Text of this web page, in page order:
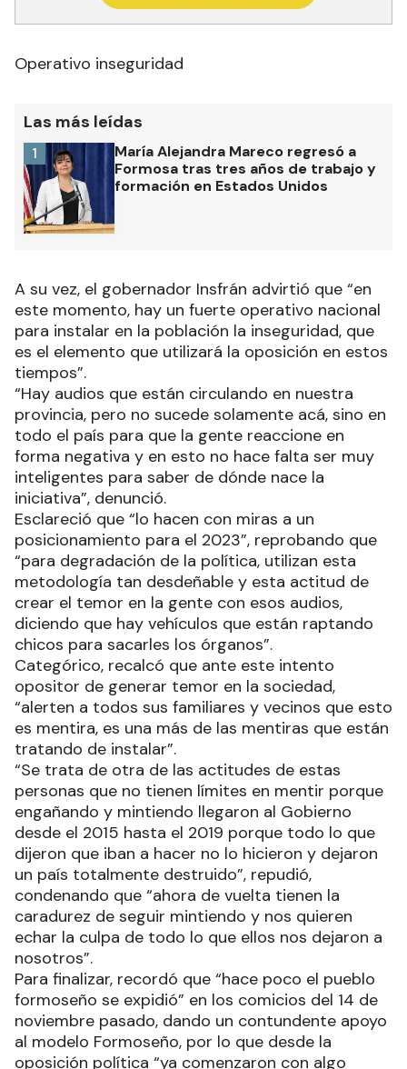
Operativo inseguridad
Las más leídas
María Alejandra Mareco regresó a
Formosa tras tres años de trabajo y
formación en Estados Unidos
1
A su vez, el gobernador Insfrán advirtió que “en
este momento, hay un fuerte operativo nacional
para instalar en la población la inseguridad, que
es el elemento que utilizará la oposición en estos
tiempos”.
“Hay audios que están circulando en nuestra
provincia, pero no sucede solamente acá, sino en
todo el país para que la gente reaccione en
forma negativa y en esto no hace falta ser muy
inteligentes para saber de dónde nace la
iniciativa”, denunció.
Esclareció que “lo hacen con miras a un
posicionamiento para el 2023”, reprobando que
“para degradación de la política, utilizan esta
metodología tan desdeñable y esta actitud de
crear el temor en la gente con esos audios,
diciendo que hay vehículos que están raptando
chicos para sacarles los órganos”.
Categórico, recalcó que ante este intento
opositor de generar temor en la sociedad,
“alerten a todos sus familiares y vecinos que esto
es mentira, es una más de las mentiras que están
tratando de instalar”.
“Se trata de otra de las actitudes de estas
personas que no tienen límites en mentir porque
engañando y mintiendo llegaron al Gobierno
desde el 2015 hasta el 2019 porque todo lo que
dijeron que iban a hacer no lo hicieron y dejaron
un país totalmente destruido”, repudió,
condenando que “ahora de vuelta tienen la
caradurez de seguir mintiendo y nos quieren
echar la culpa de todo lo que ellos nos dejaron a
nosotros”.
Para finalizar, recordó que “hace poco el pueblo
formoseño se expidió” en los comicios del 14 de
noviembre pasado, dando un contundente apoyo
al modelo Formoseño, por lo que desde la
oposición política “ya comenzaron con algo